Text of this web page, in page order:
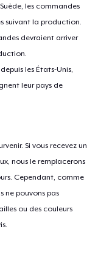
les commandes
suivant la production.
devraient arriver
les États-Unis,
leur pays de
Si vous recevez un
nous le remplacerons
Cependant, comme
ne pouvons pas
ou des couleurs